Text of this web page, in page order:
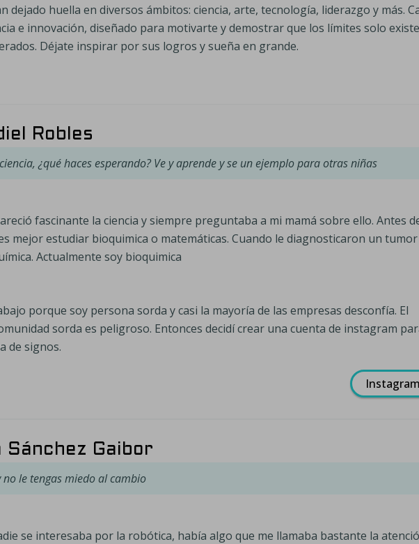
dejado huella en diversos ámbitos: ciencia, arte, tecnología, liderazgo y más.
e innovación, diseñado para motivarte y demostrar que los límites solo
Déjate inspirar por sus logros y sueña en grande.
Robles
¿qué haces esperando? Ve y aprende y se un ejemplo para otras niñas
fascinante la ciencia y siempre preguntaba a mi mamá sobre ello. Antes
mejor estudiar bioquimica o matemáticas. Cuando le diagnosticaron un tumor
Actualmente soy bioquimica
porque soy persona sorda y casi la mayoría de las empresas desconfía. El
sorda es peligroso. Entonces decidí crear una cuenta de instagram
de signos.
Instagram
Sánchez Gaibor
le tengas miedo al cambio
se interesaba por la robótica, había algo que me llamaba bastante la